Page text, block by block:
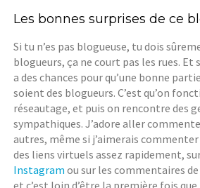
Les bonnes surprises de ce
Si tu n’es pas blogueuse, tu dois
blogueurs, ça ne court pas les rues. Et
a des chances pour qu’une bonne
soient des blogueurs. C’est qu’on
réseautage, et puis on rencontre des
sympathiques. J’adore aller
autres, même si j’aimerais
des liens virtuels assez rapidement,
Instagramou sur les commentaires
et c’est loin d’être la première fois